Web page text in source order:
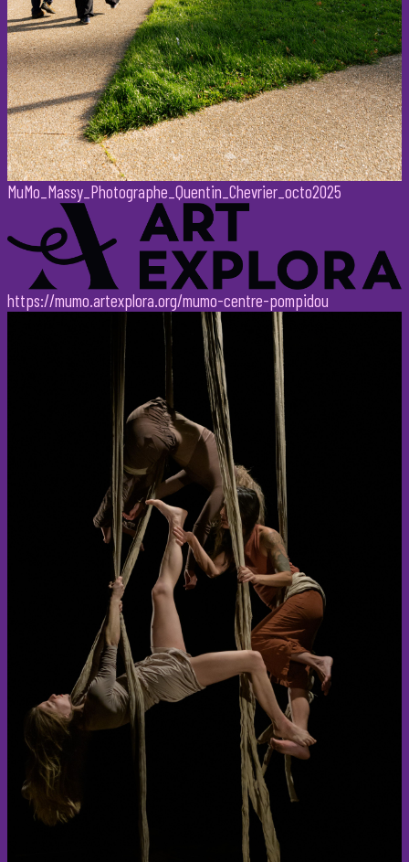
MuMo_Massy_Photographe_Quentin_Chevrier_octo2025
https://mumo.artexplora.org/mumo-centre-pompidou